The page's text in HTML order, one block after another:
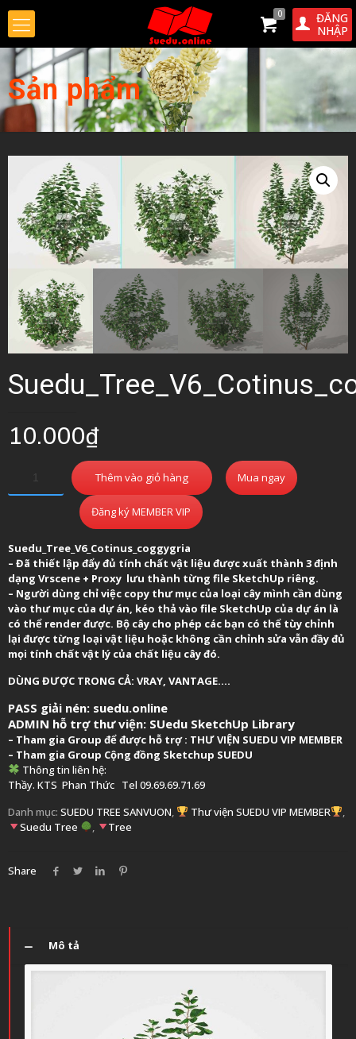
0
ĐĂNG
NHẬP
Sản phẩm
10.000₫
Thêm vào giỏ hàng Mua ngay
Đăng ký MEMBER VIP
Suedu_Tree_V6_Cotinus_coggygria
– Đã thiết lập đẩy đủ tính chất vật liệu được xuất thành 3 định
dạng Vrscene + Proxy lưu thành từng file SketchUp riêng.
– Người dùng chỉ việc copy thư mục của loại cây mình cần dùng
vào thư mục của dự án, kéo thả vào file SketchUp của dự án là
có thể render được. Bộ cây cho phép các bạn có thể tùy chỉnh
lại được từng loại vật liệu hoặc không cần chỉnh sửa vẫn đầy đủ
mọi tính chất vật lý của chất liệu cây đó.
DÙNG ĐƯỢC TRONG CẢ: VRAY, VANTAGE….
PASS giải nén: suedu.online
ADMIN hỗ trợ thư viện: SUedu SketchUp Library
– Tham gia Group để được hỗ trợ : THƯ VIỆN SUEDU VIP MEMBER
– Tham gia Group Cộng đồng Sketchup SUEDU
Thông tin liên hệ:
Thầy. KTS Phan Thức Tel 09.69.69.71.69
Danh mục: SUEDU TREE SANVUON, Thư viện SUEDU VIP MEMBER
,
Suedu Tree
, Tree
Share
Mô tả